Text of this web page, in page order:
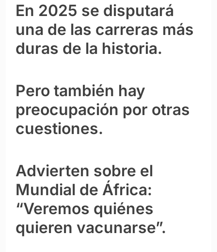
En 2025 se disputará
una de las carreras más
duras de la historia.
Pero también hay
preocupación por otras
cuestiones.
Advierten sobre el
Mundial de África:
“Veremos quiénes
quieren vacunarse”.